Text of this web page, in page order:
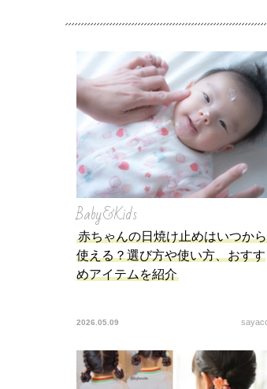
Baby&Kids
赤ちゃんの日焼け止めはいつから
使える？選び方や使い方、おすす
めアイテムを紹介
2026.05.09